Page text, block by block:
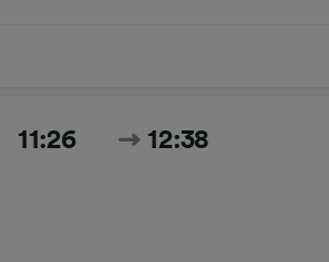
11:26 12:38